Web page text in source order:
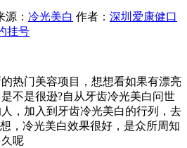
源： 冷光美白 作者： 深圳爱康健口
挂号
门美容项目，想想看如果有漂亮
不是很逊?自从牙齿冷光美白问世
，加入到牙齿冷光美白的行列，去
，冷光美白效果很好，是众所周知
呢